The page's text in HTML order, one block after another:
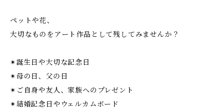
ペットや花、
大切なものをアート作品として残してみませんか？
✴︎誕生日や大切な記念日
✴︎母の日、父の日
✴︎ご自身や友人、家族へのプレゼント
✴︎結婚記念日やウェルカムボード